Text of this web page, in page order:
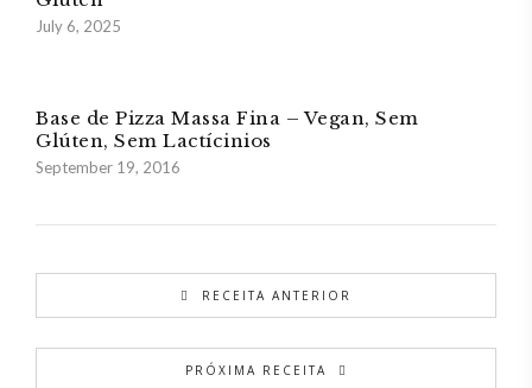
July 6, 2025
Base de Pizza Massa Fina – Vegan, Sem
Glúten, Sem Lactícinios
September 19, 2016
RECEITA ANTERIOR
PRÓXIMA RECEITA